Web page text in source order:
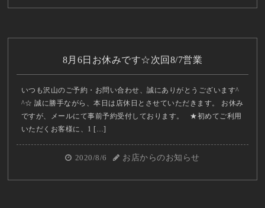
8月6日お休みです☆次回8/7営業
いつも沢山のご予約・お問い合わせ、誠にありがとうございます^
^☆ 誠に勝手ながら、本日は店休日とさせていただきます。 お休み
ですが、メールにて事前予約受付しております。 ★初めてご利用
いただくお客様に、1 […]
2020/8/6 お店からのお知らせ